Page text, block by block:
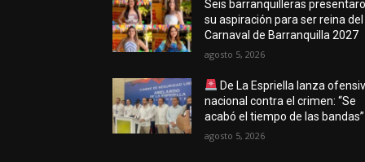
Seis barranquilleras
su aspiración para ser reina del
Carnaval de Barranquilla 2027
agosto 5, 2026
De La Espriella lanza
nacional contra el crimen: “Se
acabó el tiempo de las bandas”
agosto 5, 2026